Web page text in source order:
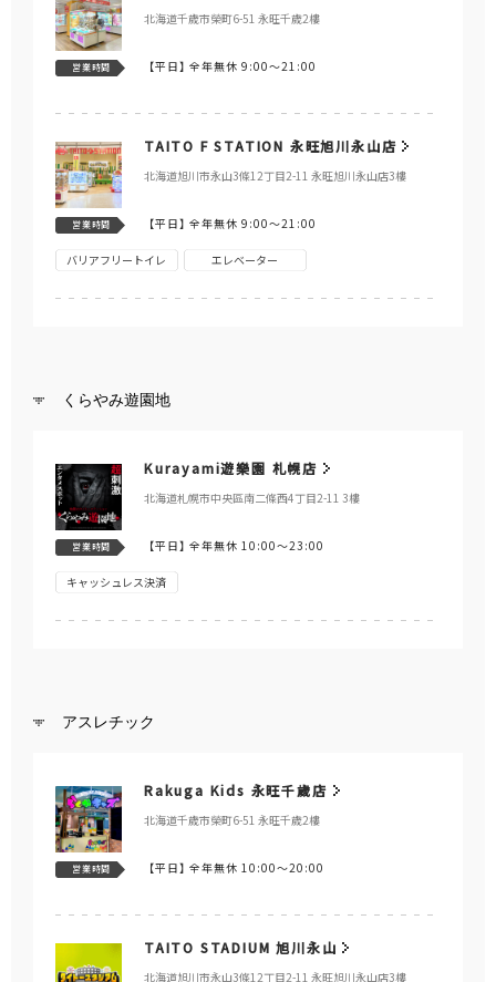
北海道千歲市榮町6-51 永旺千歲2樓
営業時間 【平日】全年無休 9:00～21:00
TAITO F STATION 永旺旭川永山店
北海道旭川市永山3條12丁目2-11 永旺旭川永山店3樓
営業時間 【平日】全年無休 9:00～21:00
バリアフリートイレ エレベーター
くらやみ遊園地
Kurayami遊樂園 札幌店
北海道札幌市中央區南二條西4丁目2-11 3樓
営業時間 【平日】全年無休 10:00～23:00
キャッシュレス決済
アスレチック
Rakuga Kids 永旺千歲店
北海道千歲市榮町6-51 永旺千歲2樓
営業時間 【平日】全年無休 10:00～20:00
TAITO STADIUM 旭川永山
北海道旭川市永山3條12丁目2-11 永旺旭川永山店3樓